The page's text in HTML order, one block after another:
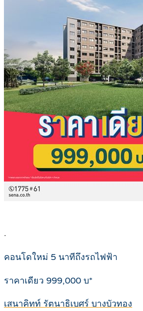
.
คอนโดใหม่ 5 นาทีถึงรถไฟฟ้า
ราคาเดียว 999,000 บ*
เสนาคิทท์ รัตนาธิเบศร์ บางบัวทอง